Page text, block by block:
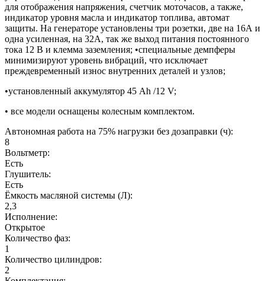
для отображения напряжения, счетчик моточасов, а также,
индикатор уровня масла и индикатор топлива, автомат
защиты. На генераторе установлены три розетки, две на 16А и
одна усиленная, на 32А, так же выход питания постоянного
тока 12 В и клемма заземления; •специальные демпферы
минимизируют уровень вибраций, что исключает
преждевременный износ внутренних деталей и узлов;
•установленный аккумулятор 45 Ah /12 V;
• все модели оснащены колесным комплектом.
Автономная работа на 75% нагрузки без дозаправки (ч):
8
Вольтметр:
Есть
Глушитель:
Есть
Ёмкость масляной системы (Л):
2,3
Исполнение:
Открытое
Количество фаз:
1
Количество цилиндров:
2